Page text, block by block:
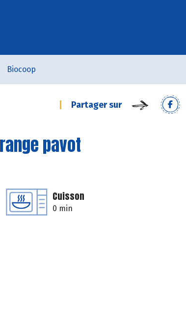
Biocoop
Partager sur
pavot
Cuisson
0 min